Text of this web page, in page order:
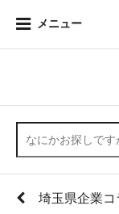
メニュー
埼玉県企業コ